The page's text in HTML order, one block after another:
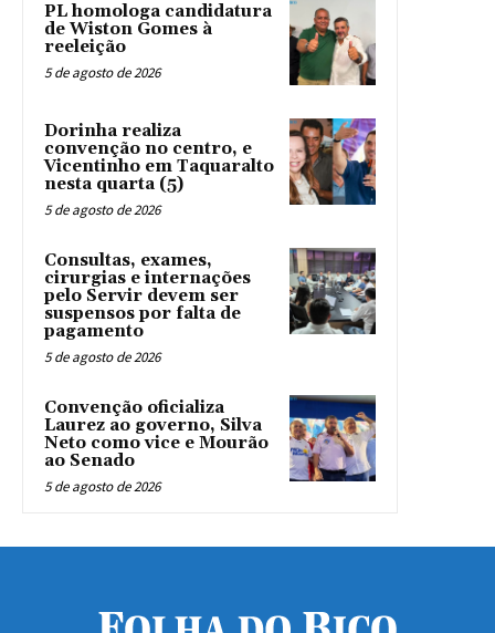
PL homologa candidatura
de Wiston Gomes à
reeleição
5 de agosto de 2026
Dorinha realiza
convenção no centro, e
Vicentinho em Taquaralto
nesta quarta (5)
5 de agosto de 2026
Consultas, exames,
cirurgias e internações
pelo Servir devem ser
suspensos por falta de
pagamento
5 de agosto de 2026
Convenção oficializa
Laurez ao governo, Silva
Neto como vice e Mourão
ao Senado
5 de agosto de 2026